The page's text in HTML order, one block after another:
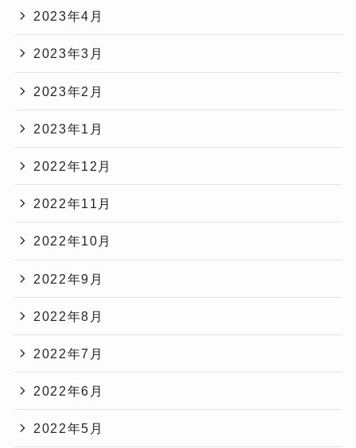
2023年4月
2023年3月
2023年2月
2023年1月
2022年12月
2022年11月
2022年10月
2022年9月
2022年8月
2022年7月
2022年6月
2022年5月